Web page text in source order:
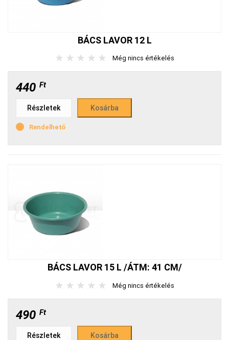
BÁCS LAVOR 12 L
★ ★ ★ ★ ★ Még nincs értékelés
440 Ft
Részletek
Rendelhető
BÁCS LAVOR 15 L /ÁTM: 41 CM/
★ ★ ★ ★ ★ Még nincs értékelés
490 Ft
Részletek